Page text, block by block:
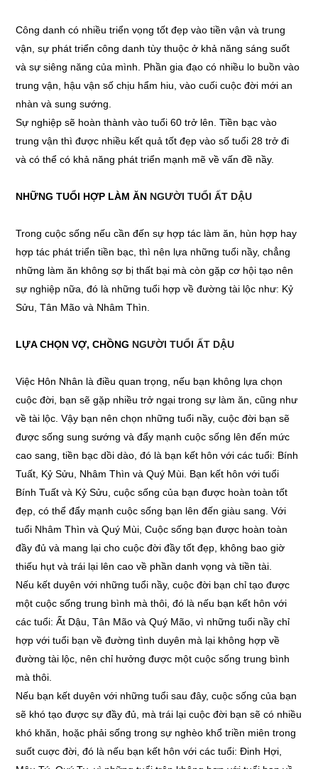
Công danh có nhiều triển vọng tốt đẹp vào tiền vận và trung
vận, sự phát triển công danh tùy thuộc ở khả năng sáng suốt
và sự siêng năng của mình. Phần gia đạo có nhiều lo buồn vào
trung vận, hậu vận số chịu hẩm hiu, vào cuối cuộc đời mới an
nhàn và sung sướng.
Sự nghiệp sẽ hoàn thành vào tuổi 60 trở lên. Tiền bạc vào
trung vận thì được nhiều kết quả tốt đẹp vào số tuổi 28 trở đi
và có thể có khả năng phát triển mạnh mẽ về vấn đề nầy.
NHỮNG TUỔI HỢP LÀM ĂN NGƯỜI TUỔI ẤT DẬU
Trong cuộc sống nếu cần đến sự hợp tác làm ăn, hùn hợp hay
hợp tác phát triển tiền bạc, thì nên lựa những tuổi nầy, chẳng
những làm ăn không sợ bị thất bại mà còn gặp cơ hội tạo nên
sự nghiệp nữa, đó là những tuổi hợp về đường tài lộc như: Kỷ
Sửu, Tân Mão và Nhâm Thìn.
LỰA CHỌN VỢ, CHỒNG NGƯỜI TUỔI ẤT DẬU
Việc Hôn Nhân là điều quan trọng, nếu bạn không lựa chọn
cuộc đời, bạn sẽ gặp nhiều trở ngại trong sự làm ăn, cũng như
về tài lộc. Vậy bạn nên chọn những tuổi nầy, cuộc đời bạn sẽ
được sống sung sướng và đẩy mạnh cuộc sống lên đến mức
cao sang, tiền bạc dồi dào, đó là bạn kết hôn với các tuổi: Bính
Tuất, Kỷ Sửu, Nhâm Thìn và Quý Mùi. Bạn kết hôn với tuổi
Bính Tuất và Kỷ Sửu, cuộc sống của bạn được hoàn toàn tốt
đẹp, có thể đẩy mạnh cuộc sống bạn lên đến giàu sang. Với
tuổi Nhâm Thìn và Quý Mùi, Cuộc sống bạn được hoàn toàn
đầy đủ và mang lại cho cuộc đời đầy tốt đẹp, không bao giờ
thiếu hụt và trái lại lên cao về phần danh vọng và tiền tài.
Nếu kết duyên với những tuổi nầy, cuộc đời bạn chỉ tạo được
một cuộc sống trung bình mà thôi, đó là nếu bạn kết hôn với
các tuổi: Ất Dậu, Tân Mão và Quý Mão, vì những tuổi nầy chỉ
hợp với tuổi bạn về đường tình duyên mà lại không hợp về
đường tài lộc, nên chỉ hưởng được một cuộc sống trung bình
mà thôi.
Nếu bạn kết duyên với những tuổi sau đây, cuộc sống của bạn
sẽ khó tạo được sự đầy đủ, mà trái lại cuộc đời bạn sẽ có nhiều
khó khăn, hoặc phải sống trong sự nghèo khổ triền miên trong
suốt cuợc đời, đó là nếu bạn kết hôn với các tuổi: Đinh Hợi,